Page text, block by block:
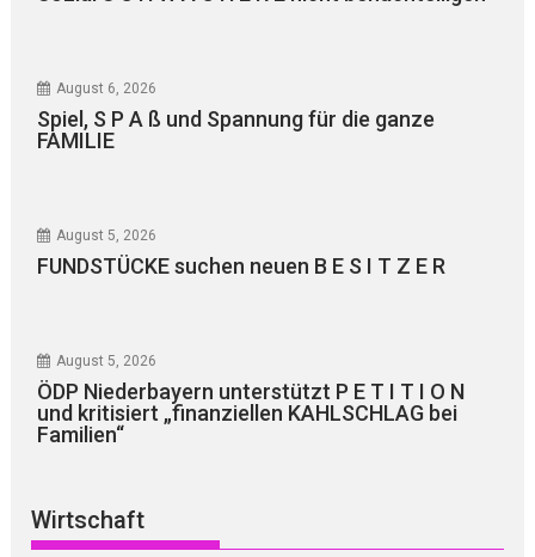
August 6, 2026
Spiel, S P A ß und Spannung für die ganze
FAMILIE
August 5, 2026
FUNDSTÜCKE suchen neuen B E S I T Z E R
August 5, 2026
ÖDP Niederbayern unterstützt P E T I T I O N
und kritisiert „finanziellen KAHLSCHLAG bei
Familien“
Wirtschaft